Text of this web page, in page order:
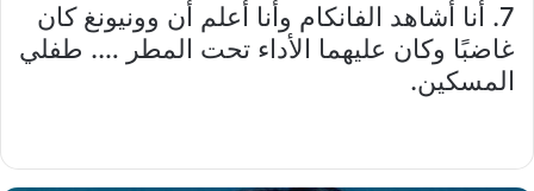
7. أنا أشاهد الفانكام وأنا أعلم أن وونيونغ كان
غاضبًا وكان عليهما الأداء تحت المطر …. طفلي
المسكين.